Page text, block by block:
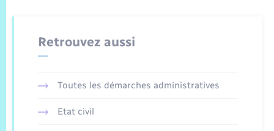
Retrouvez aussi
Toutes les démarches administratives
Etat civil